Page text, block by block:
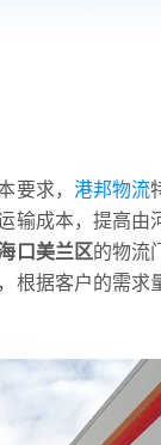
要求， 港邦物流
输成本，提高由
口美兰区的物流
根据客户的需求